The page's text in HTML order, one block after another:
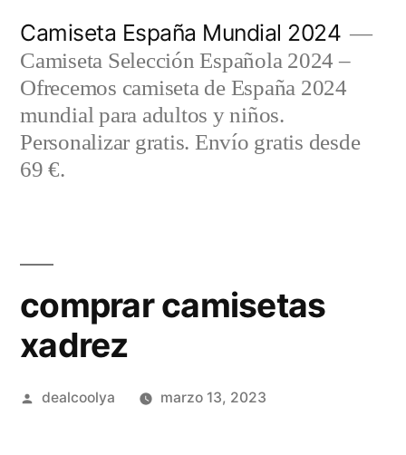
contenido
Camiseta España Mundial 2024
Camiseta Selección Española 2024 –
Ofrecemos camiseta de España 2024
mundial para adultos y niños.
Personalizar gratis. Envío gratis desde
69 €.
comprar camisetas
xadrez
Publicado
dealcoolya marzo 13, 2023